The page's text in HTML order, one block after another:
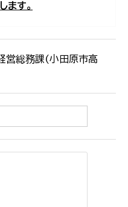
ます。
経営総務課(小田原市高